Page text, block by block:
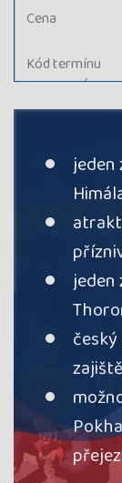
VYPRODÁNO,
Kód termínu
Cena